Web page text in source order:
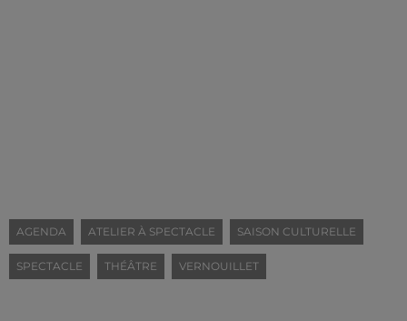
AGENDA ATELIER À SPECTACLE SAISON CULTURELLE
SPECTACLE THÉÂTRE VERNOUILLET